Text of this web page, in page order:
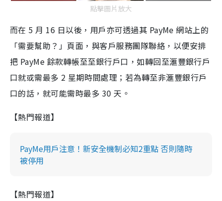
點擊圖片放大
而在 5 月 16 日以後，用戶亦可透過其 PayMe 網站上的
「需要幫助？」頁面，與客戶服務團隊聯絡，以便安排
把 PayMe 餘款轉帳至至銀行戶口，如轉回至滙豐銀行戶
口就或需最多 2 星期時間處理；若為轉至非滙豐銀行戶
口的話，就可能需時最多 30 天。
【熱門報道】
PayMe用戶注意！新安全機制必知2重點 否則隨時
被停用
【熱門報道】